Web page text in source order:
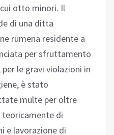
otto minori. Il
di una ditta
rumena residente a
per sfruttamento
le gravi violazioni in
è stato
multe per oltre
di
e lavorazione di